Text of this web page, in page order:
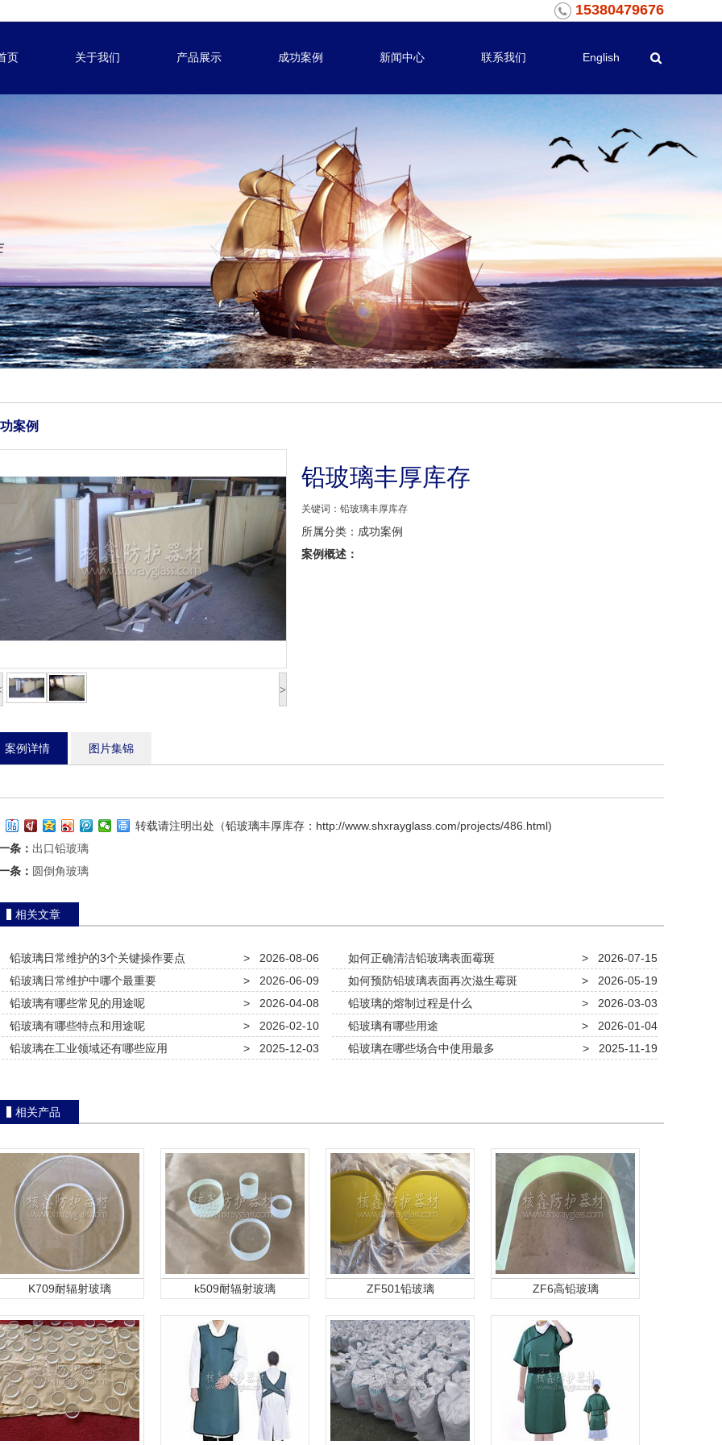
15380479676
页 关于我们 产品展示 成功案例 新闻中心 联系我们 English
案例
>
铅玻璃丰厚库存
关键词：铅玻璃丰厚库存
所属分类： 成功案例
案例概述：
案例详情 图片集锦
转载请注明出处（铅玻璃丰厚库存： http://www.shxrayglass.com/projects/486.html)
条： 出口铅玻璃
条： 圆倒角玻璃
相关文章
2026-08-06
>
铅玻璃日常维护的3个关键操作要点 2026-07-15
>
如何正确清洁铅玻璃表面霉斑
2026-06-09
>
铅玻璃日常维护中哪个最重要 2026-05-19
>
如何预防铅玻璃表面再次滋生霉斑
2026-04-08
>
铅玻璃有哪些常见的用途呢 2026-03-03
>
铅玻璃的熔制过程是什么
2026-02-10
>
铅玻璃有哪些特点和用途呢 2026-01-04
>
铅玻璃有哪些用途
2025-12-03
>
铅玻璃在工业领域还有哪些应用 2025-11-19
>
铅玻璃在哪些场合中使用最多
相关产品
K709耐辐射玻璃 k509耐辐射玻璃 ZF501铅玻璃 ZF6高铅玻璃